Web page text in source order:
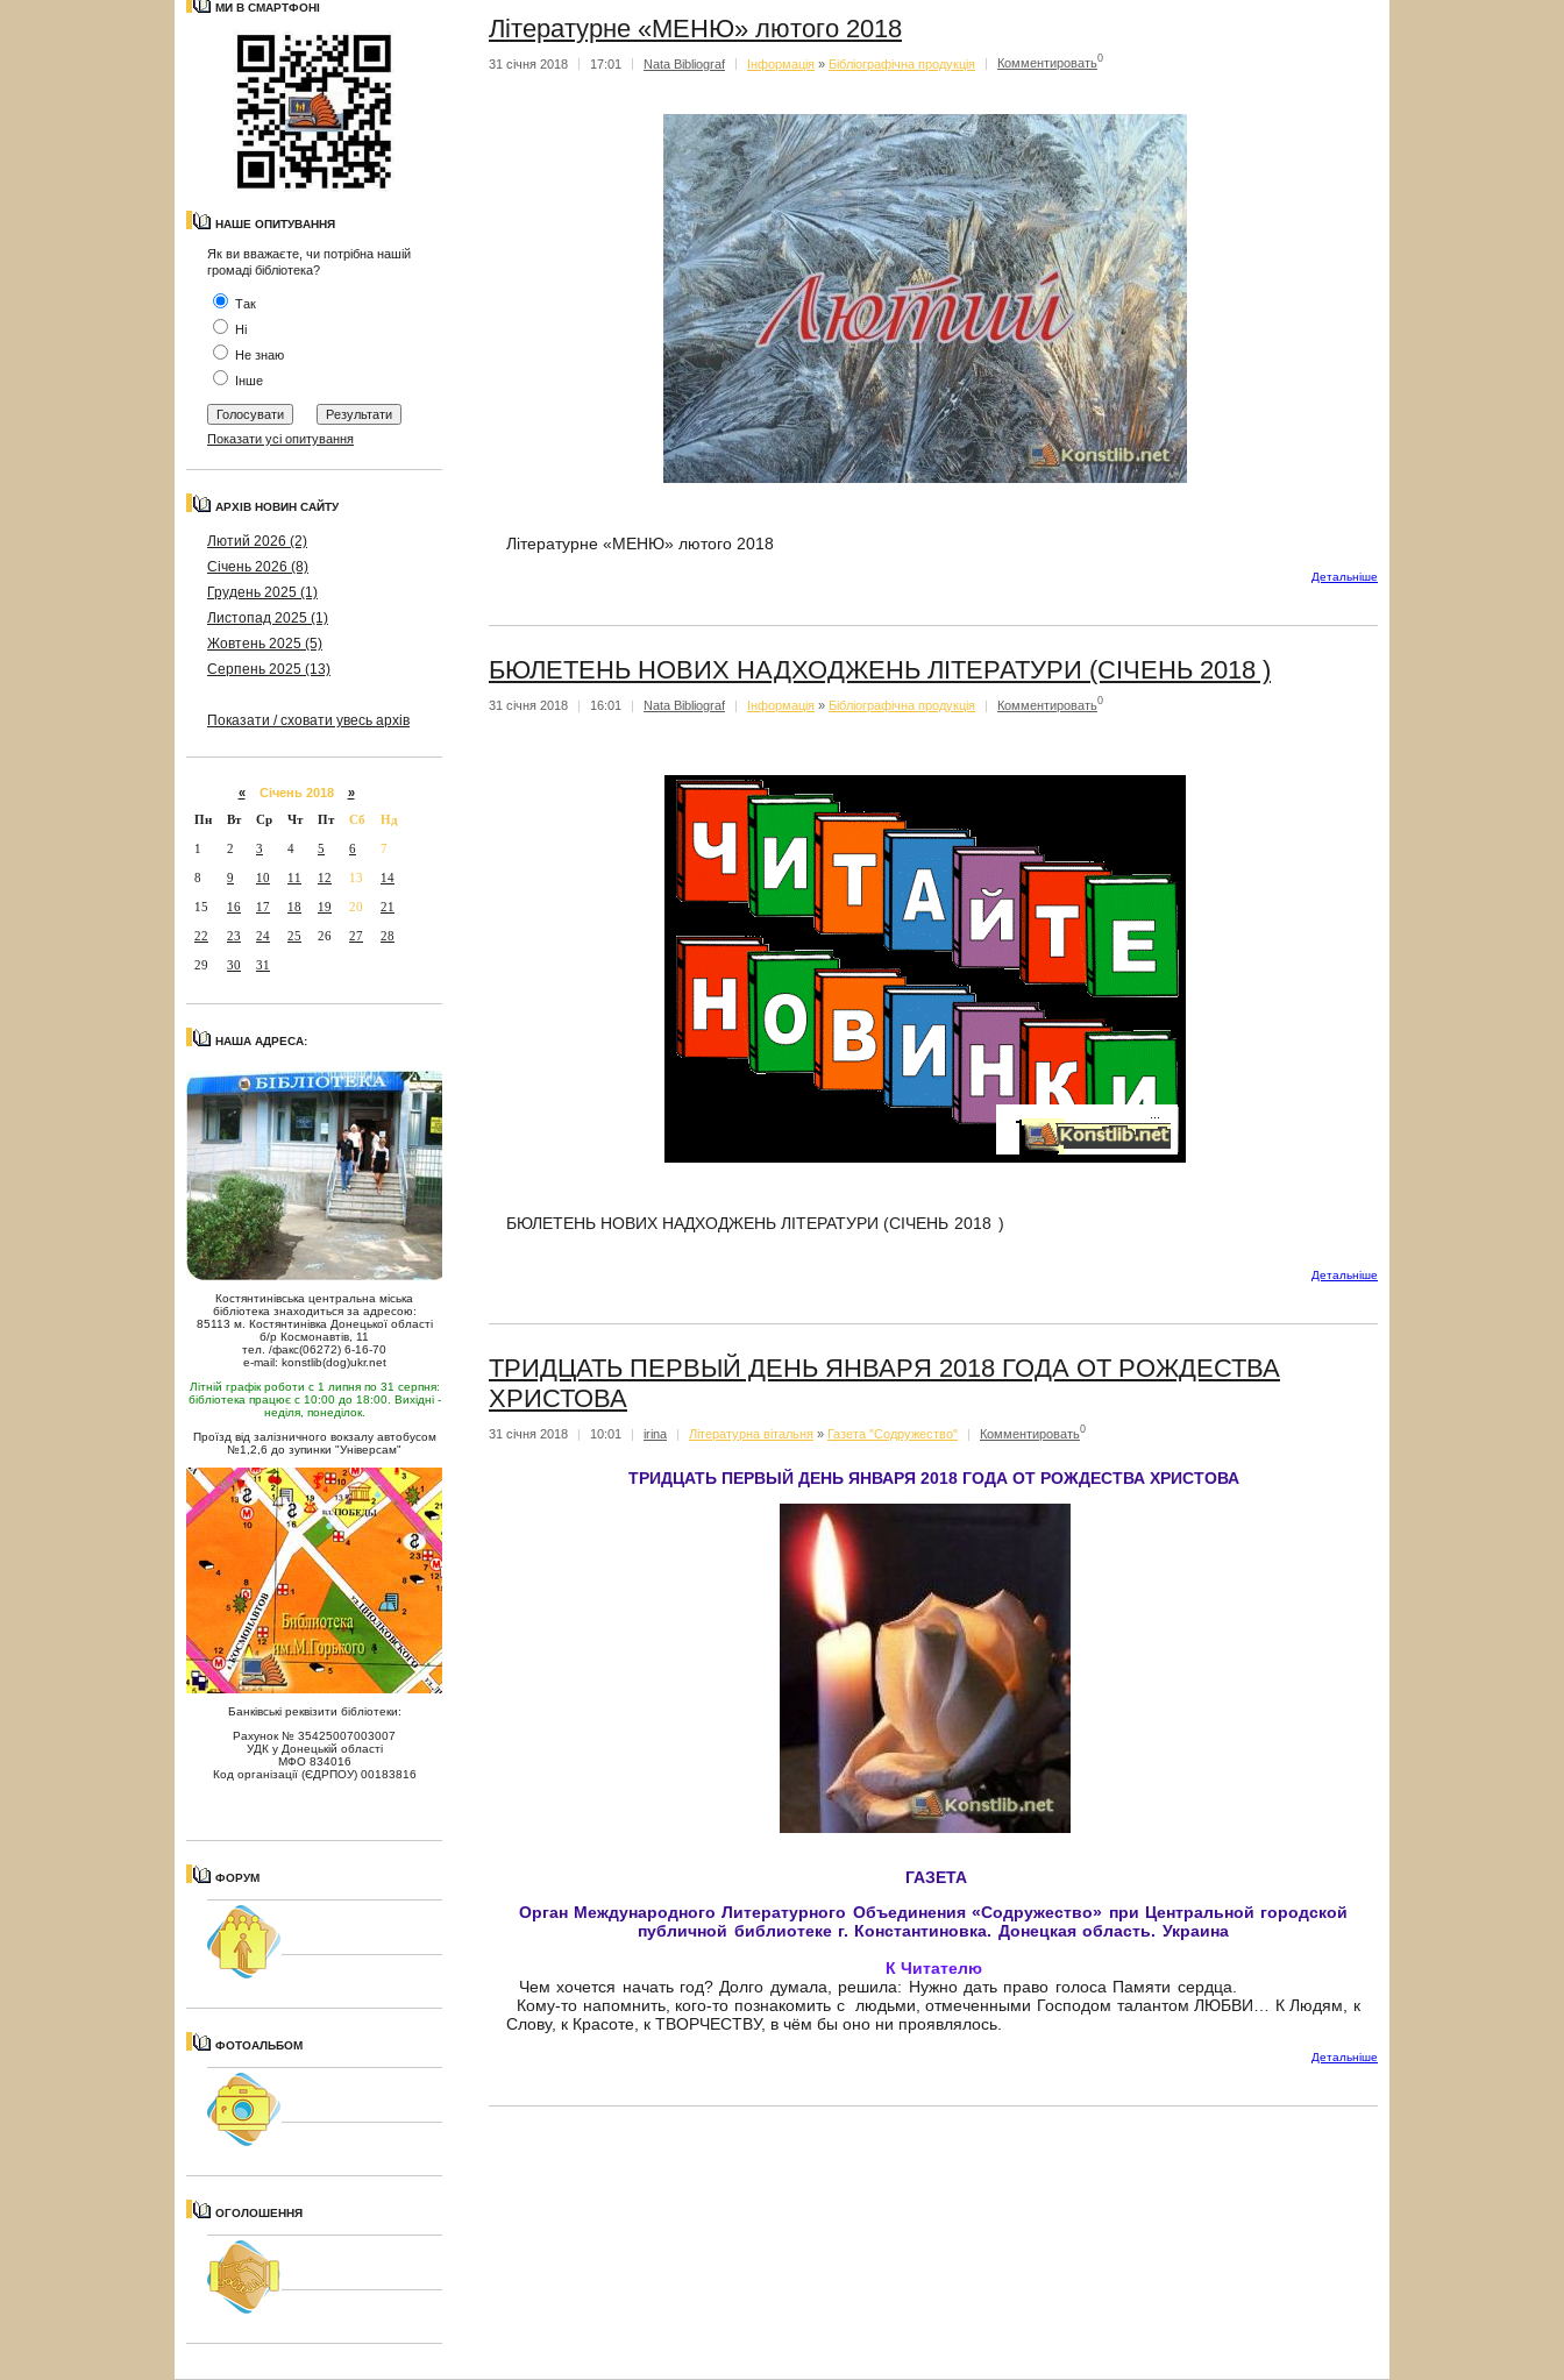
МИ В СМАРТФОНІ
НАШЕ ОПИТУВАННЯ
Як ви вважаєте, чи потрібна нашій
громаді бібліотека?
Так
Ні
Не знаю
Інше
Показати усі опитування
АРХІВ НОВИН САЙТУ
Лютий 2026 (2)
Січень 2026 (8)
Грудень 2025 (1)
Листопад 2025 (1)
Жовтень 2025 (5)
Серпень 2025 (13)
Показати / сховати увесь архів
«Січень 2018 »
Пн
Вт Ср Чт Пт Сб Нд
1 2 3 4 5 6 7
8 9 10 11 12 13 14
15 16 17 18 19 20 21
22 23 24 25 26 27 28
29 30 31
НАША АДРЕСА:
Костянтинівська центральна міська
бібліотека знаходиться за адресою:
85113 м. Костянтинівка Донецької області
б/р Космонавтів, 11
тел. /факс(06272) 6-16-70
e-mail: konstlib(dog)ukr.net
Літній графік роботи с 1 липня по 31 серпня:
бібліотека працює с 10:00 до 18:00. Вихідні -
неділя, понеділок.
Проїзд від залізничного вокзалу автобусом
№1,2,6 до зупинки "Універсам"
Банківські реквізити бібліотеки:
Рахунок № 35425007003007
УДК у Донецькій області
МФО 834016
Код організації (ЄДРПОУ) 00183816
ФОРУМ
ФОТОАЛЬБОМ
ОГОЛОШЕННЯ
Літературне «МЕНЮ» лютого 2018
31 січня 2018 17:01 Nata Bibliograf Iнформацiя » Бібліографічна продукція Комментировать0
Літературне «МЕНЮ» лютого 2018
Детальнiше
БЮЛЕТЕНЬ НОВИХ НАДХОДЖЕНЬ ЛІТЕРАТУРИ (СІЧЕНЬ 2018 )
31 січня 2018 | 16:01 | Nata Bibliograf | Iнформацiя » Бібліографічна продукція | Комментировать0
БЮЛЕТЕНЬ НОВИХ НАДХОДЖЕНЬ ЛІТЕРАТУРИ (СІЧЕНЬ 2018 )
Детальнiше
ТРИДЦАТЬ ПЕРВЫЙ ДЕНЬ ЯНВАРЯ 2018 ГОДА ОТ РОЖДЕСТВА
ХРИСТОВА
31 січня 2018 | 10:01 | irina | Літературна вітальня » Газета "Содружество" | Комментировать0
ТРИДЦАТЬ ПЕРВЫЙ ДЕНЬ ЯНВАРЯ 2018 ГОДА ОТ РОЖДЕСТВА ХРИСТОВА
ГАЗЕТА
Орган Международного Литературного Объединения «Содружество» при Центральной городской
публичной библиотеке г. Константиновка. Донецкая область. Украина
К Читателю
Чем хочется начать год? Долго думала, решила: Нужно дать право голоса Памяти сердца.
Кому-то напомнить, кого-то познакомить с людьми, отмеченными Господом талантом ЛЮБВИ… К Людям, к
Слову, к Красоте, к ТВОРЧЕСТВУ, в чём бы оно ни проявлялось.
Детальнiше